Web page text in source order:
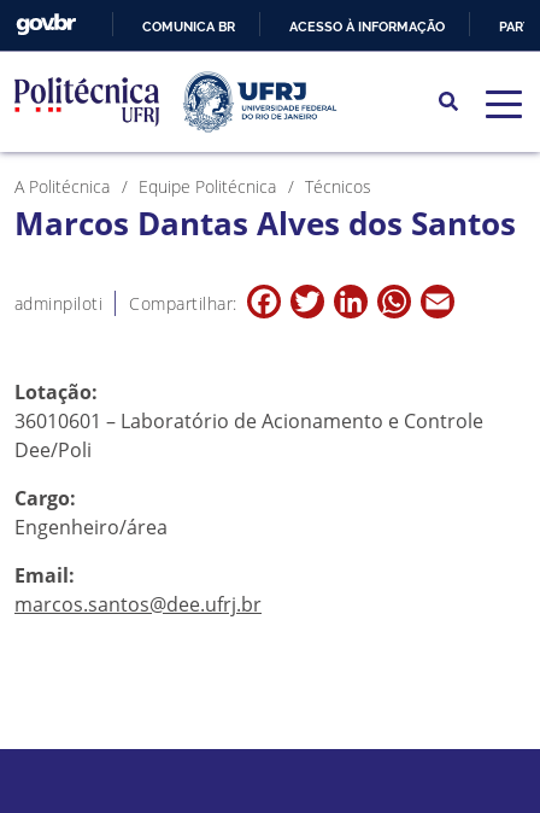
PARA
O
CONTEÚDO
COMUNICA BR ACESSO À INFORMAÇÃO
A Politécnica Equipe Politécnica Técnicos
Marcos Dantas Alves dos Santos
adminpiloti Compartilhar: Facebook
TwitterLinkedInWhatsApp
Email
Lotação:
36010601 – Laboratório de Acionamento e Controle
Dee/Poli
Cargo:
Engenheiro/área
Email:
marcos.santos@dee.ufrj.br